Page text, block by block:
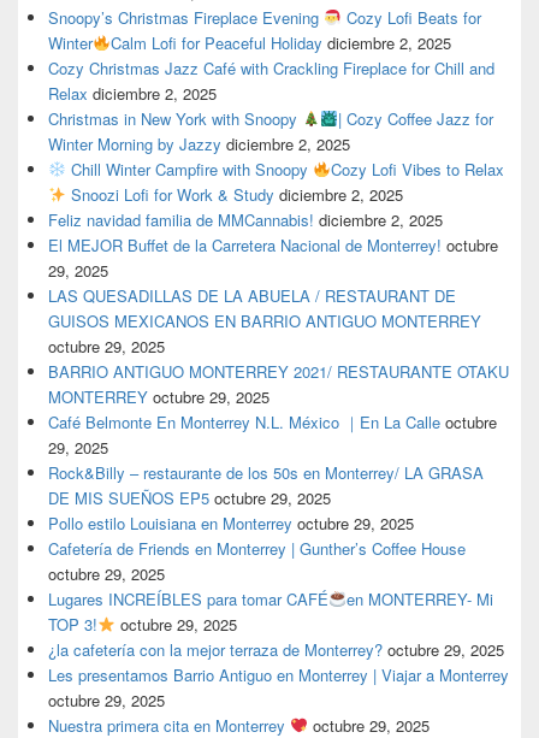
Snoopy’s Christmas Fireplace Evening
Cozy Lofi Beats for
Winter
Calm Lofi for Peaceful Holiday diciembre 2, 2025
Cozy Christmas Jazz Café with Crackling Fireplace for Chill and
Relax diciembre 2, 2025
Christmas in New York with Snoopy
| Cozy Coffee Jazz for
Winter Morning by Jazzy diciembre 2, 2025
Chill Winter Campfire with Snoopy
Cozy Lofi Vibes to Relax
Snoozi Lofi for Work & Study diciembre 2, 2025
Feliz navidad familia de MMCannabis! diciembre 2, 2025
El MEJOR Buffet de la Carretera Nacional de Monterrey! octubre
29, 2025
LAS QUESADILLAS DE LA ABUELA / RESTAURANT DE
GUISOS MEXICANOS EN BARRIO ANTIGUO MONTERREY
octubre 29, 2025
BARRIO ANTIGUO MONTERREY 2021/ RESTAURANTE OTAKU
MONTERREY octubre 29, 2025
Café Belmonte En Monterrey N.L. México ｜En La Calle octubre
29, 2025
Rock&Billy – restaurante de los 50s en Monterrey/ LA GRASA
DE MIS SUEÑOS EP5 octubre 29, 2025
Pollo estilo Louisiana en Monterrey octubre 29, 2025
Cafetería de Friends en Monterrey | Gunther’s Coffee House
octubre 29, 2025
Lugares INCREÍBLES para tomar CAFÉ
en MONTERREY- Mi
TOP 3!
octubre 29, 2025
¿la cafetería con la mejor terraza de Monterrey? octubre 29, 2025
Les presentamos Barrio Antiguo en Monterrey | Viajar a Monterrey
octubre 29, 2025
Nuestra primera cita en Monterrey
octubre 29, 2025